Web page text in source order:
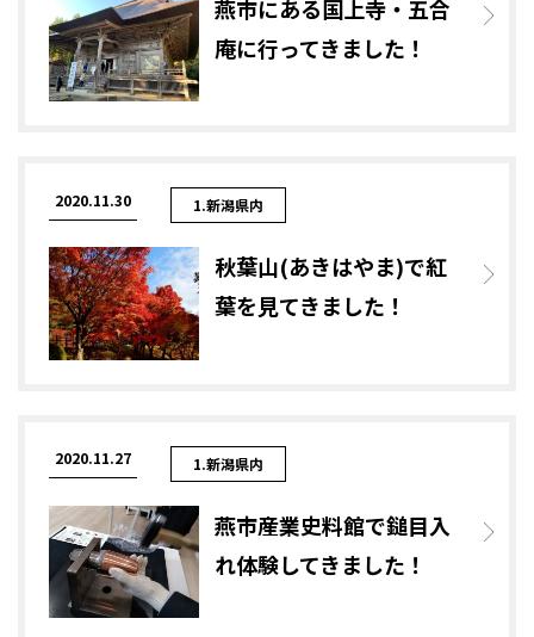
燕市にある国上寺・五合
庵に行ってきました！
2020.11.30 1.新潟県内
秋葉山(あきはやま)で紅
葉を見てきました！
2020.11.27 1.新潟県内
燕市産業史料館で鎚目入
れ体験してきました！